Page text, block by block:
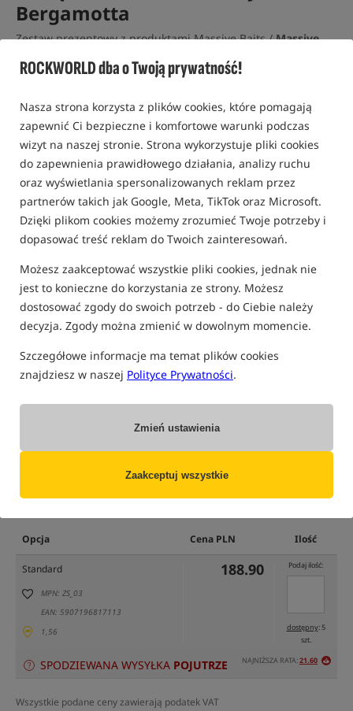
ROCKWORLD dba o Twoją prywatność!
Nasza strona korzysta z plików cookies, które pomagają
zapewnić Ci bezpieczne i komfortowe warunki podczas
wizyt na naszej stronie. Strona wykorzystuje pliki cookies
do zapewnienia prawidłowego działania, analizy ruchu
oraz wyświetlania spersonalizowanych reklam przez
partnerów takich jak Google, Meta, TikTok oraz Microsoft.
Dzięki plikom cookies możemy zrozumieć Twoje potrzeby i
dopasować treść reklam do Twoich zainteresowań.
Możesz zaakceptować wszystkie pliki cookies, jednak nie
jest to konieczne do korzystania ze strony. Możesz
dostosować zgody do swoich potrzeb - do Ciebie należy
decyzja. Zgody można zmienić w dowolnym momencie.
Szczegółowe informacje ma temat plików cookies
znajdziesz w naszej Polityce Prywatności.
Zmień ustawienia
Zaakceptuj wszystkie
Bergamotta
Zestaw prezentowy z produktami Massive Baits /Massive
0 opinii
Promocja+
tylko produkty na"naszym magazynie"
Opcja Cena PLN Ilość
Standard
MPN: ZS_03
EAN: 5907196817113
1,56
188.90 Podaj ilość:
dostępny: 5
szt.
NAJNIŻSZA RATA:21.60
SPODZIEWANA WYSYŁKA POJUTRZE
Wszystkie podane ceny zawierają podatek VAT